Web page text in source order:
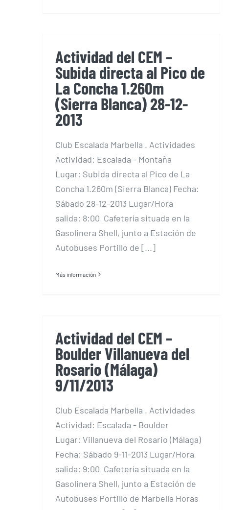
Actividad del CEM –
Subida directa al Pico de
La Concha 1.260m
(Sierra Blanca) 28-12-
2013
Club Escalada Marbella . Actividades
Actividad: Escalada - Montaña
Lugar: Subida directa al Pico de La
Concha 1.260m (Sierra Blanca) Fecha:
Sábado 28-12-2013 Lugar/Hora
salida: 8:00 Cafetería situada en la
Gasolinera Shell, junto a Estación de
Autobuses Portillo de [...]
Más información
Actividad del CEM –
Boulder Villanueva del
Rosario (Málaga)
9/11/2013
Club Escalada Marbella . Actividades
Actividad: Escalada - Boulder
Lugar: Villanueva del Rosario (Málaga)
Fecha: Sábado 9-11-2013 Lugar/Hora
salida: 9:00 Cafetería situada en la
Gasolinera Shell, junto a Estación de
Autobuses Portillo de Marbella Horas